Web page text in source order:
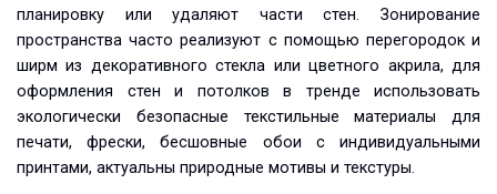
планировку или удаляют части стен. Зонирование
пространства часто реализуют с помощью перегородок и
ширм из декоративного стекла или цветного акрила, для
оформления стен и потолков в тренде использовать
экологически безопасные текстильные материалы для
печати, фрески, бесшовные обои с индивидуальными
принтами, актуальны природные мотивы и текстуры.